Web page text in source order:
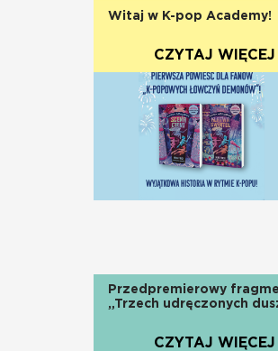
CZYTAJ WIĘCEJ
Witaj w K-pop Academy!
CZYTAJ WIĘCEJ
Przedpremierowy
„Trzech udręczonych